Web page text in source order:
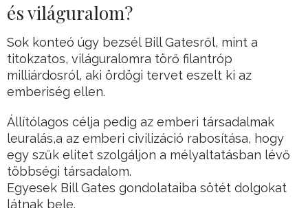
és világuralom?
Sok konteó úgy bezsél Bill Gatesről, mint a
titokzatos, világuralomra törő filantróp
milliárdosról, aki ördögi tervet eszelt ki az
emberiség ellen.
Állítólagos célja pedig az emberi társadalmak
leuralás,a az emberi civilizáció rabosítása, hogy
egy szűk elitet szolgáljon a mélyaltatásban lévő
többségi társadalom.
Egyesek Bill Gates gondolataiba sötét dolgokat
látnak bele.